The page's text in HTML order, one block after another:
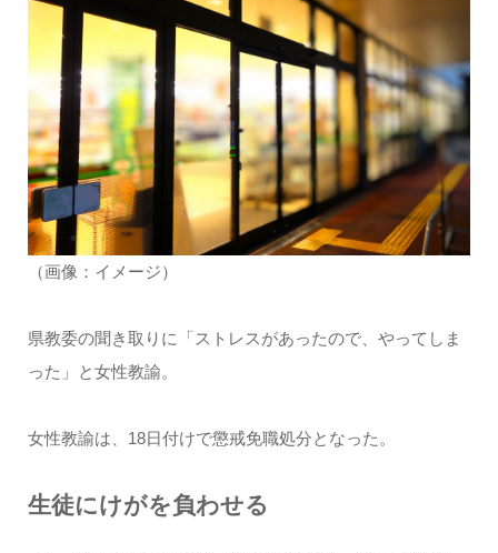
（画像：イメージ）
県教委の聞き取りに「ストレスがあったので、やってしま
った」と女性教諭。
女性教諭は、18日付けで懲戒免職処分となった。
生徒にけがを負わせる